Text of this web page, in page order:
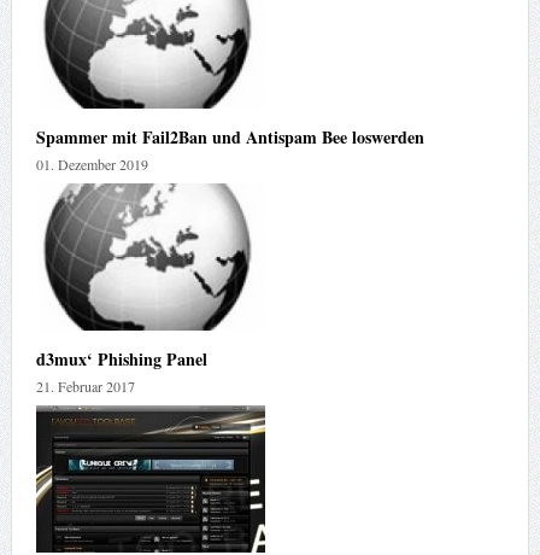
Spammer mit Fail2Ban und Antispam Bee loswerden
01. Dezember 2019
d3mux‘ Phishing Panel
21. Februar 2017